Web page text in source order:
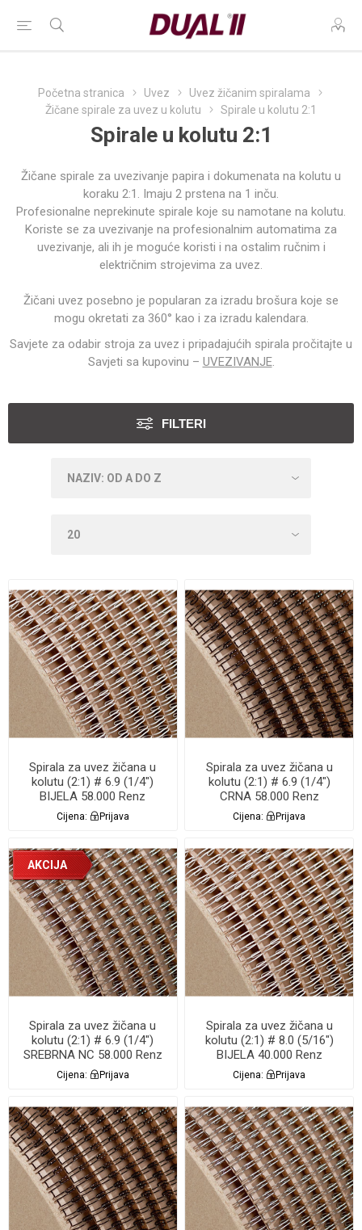
Početna stranica Uvez
Uvez žičanim spiralama
Žičane spirale za uvez u kolutu
Spirale u kolutu 2:1
Spirale u kolutu 2:1
Žičane spirale za uvezivanje papira i dokumenata na kolutu u
koraku 2:1. Imaju 2 prstena na 1 inču.
Profesionalne neprekinute spirale koje su namotane na kolutu.
Koriste se za uvezivanje na profesionalnim automatima za
uvezivanje, ali ih je moguće koristi i na ostalim ručnim i
električnim strojevima za uvez.
Žičani uvez posebno je popularan za izradu brošura koje se
mogu okretati za 360° kao i za izradu kalendara.
Savjete za odabir stroja za uvez i pripadajućih spirala pročitajte u
Savjeti sa kupovinu – UVEZIVANJE.
FILTERI
Spirala za uvez žičana u
kolutu (2:1) # 6.9 (1/4")
BIJELA 58.000 Renz
Cijena: Prijava
Spirala za uvez žičana u
kolutu (2:1) # 6.9 (1/4")
CRNA 58.000 Renz
Cijena: Prijava
AKCIJA
Spirala za uvez žičana u
kolutu (2:1) # 6.9 (1/4")
SREBRNA NC 58.000 Renz
Cijena: Prijava
Spirala za uvez žičana u
kolutu (2:1) # 8.0 (5/16")
BIJELA 40.000 Renz
Cijena: Prijava